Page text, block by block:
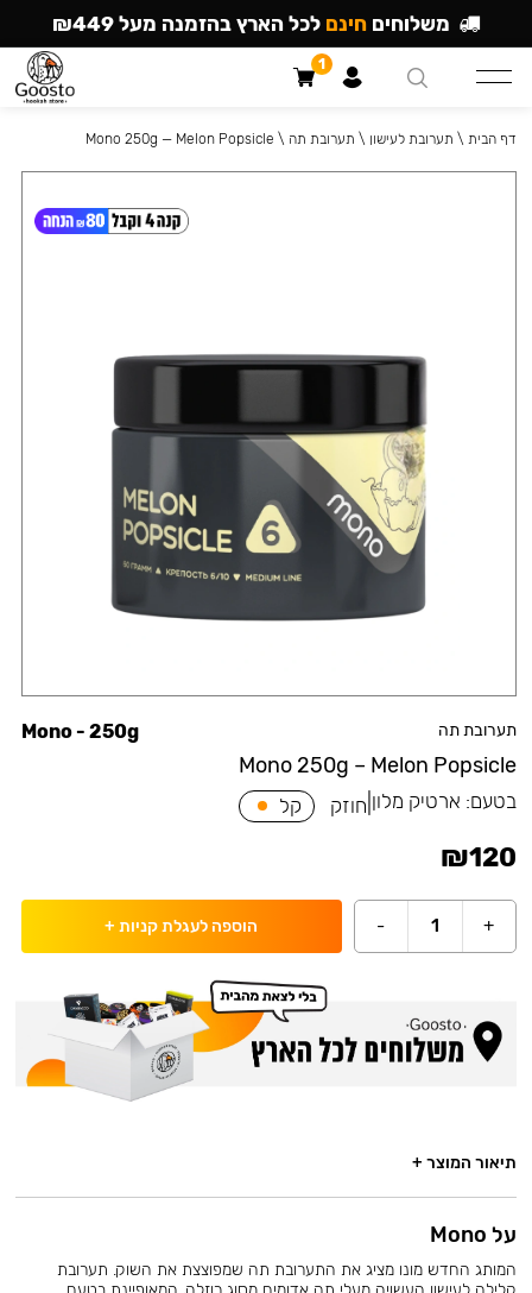
תערובת תה
Mono 250g – Melon Popsicle
Mono - 250g
בטעם: ארטיק מלון חוזק קל
₪120
+
1
- הוספה לעגלת קניות +
דף הבית \ תערובת לעישון \ תערובת תה \
Mono 250g — Melon Popsicle
תיאור המוצר +
על Mono
המותג החדש מונו מציג את התערובת תה שמפוצצת את השוק. תערובת
משלוחים חינם לכל הארץ בהזמנה מעל ₪449
1